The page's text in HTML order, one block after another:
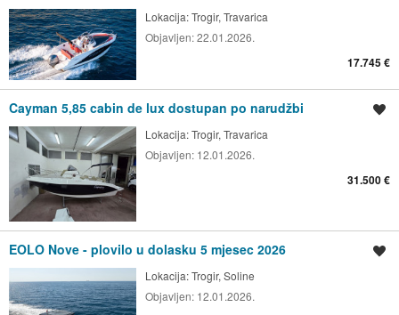
Lokacija:Trogir, Travarica
Objavljen:22.01.2026.
17.745 €
Cayman 5,85 cabin de lux dostupan po narudžbi
Lokacija:Trogir, Travarica
Objavljen: 12.01.2026.
31.500 €
EOLO Nove - plovilo u dolasku 5 mjesec 2026
Lokacija:Trogir, Soline
Objavljen: 12.01.2026.